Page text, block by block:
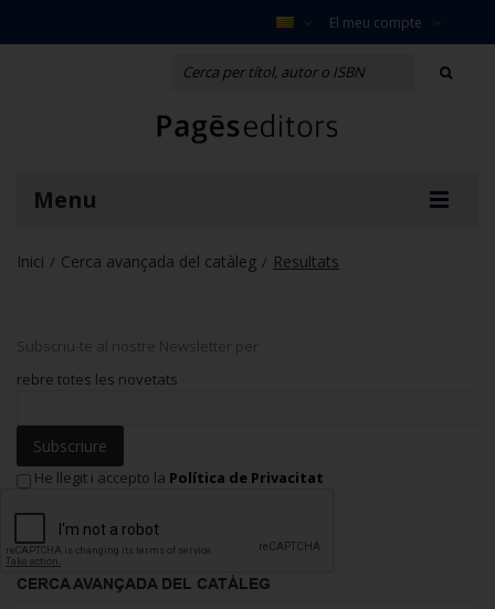
El meu compte
Menu
Inici / Cerca avançada del catàleg / Resultats
Subscriu-te al nostre Newsletter per
rebre totes les novetats
Subscriure
He llegit i accepto la Política de Privacitat
CERCA AVANÇADA DEL CATÀLEG